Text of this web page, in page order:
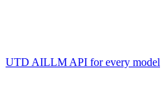
UTD AILLM API for every model